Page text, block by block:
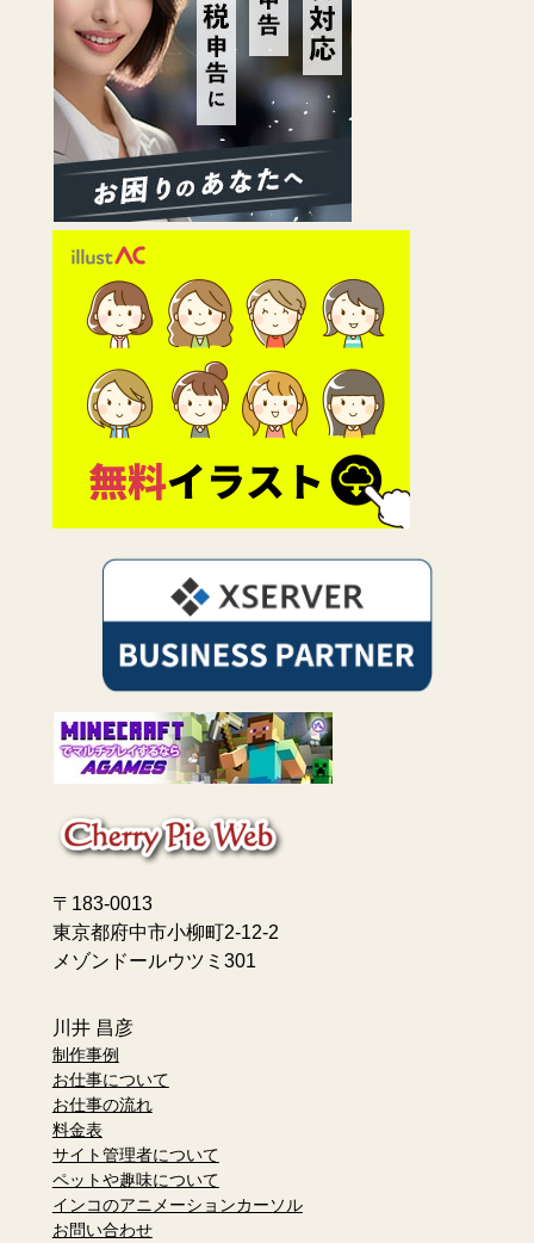
〒183-0013
東京都府中市小柳町2-12-2
メゾンドールウツミ301
川井 昌彦
制作事例
お仕事について
お仕事の流れ
料金表
サイト管理者について
ペットや趣味について
インコのアニメーションカーソル
お問い合わせ